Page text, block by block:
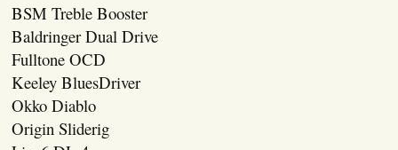
BSM Treble Booster
Baldringer Dual Drive
Fulltone OCD
Keeley BluesDriver
Okko Diablo
Origin Sliderig